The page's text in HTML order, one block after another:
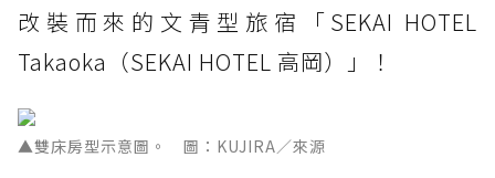
改裝而來的文青型旅宿「SEKAI HOTEL
Takaoka（SEKAI HOTEL 高岡）」！
▲雙床房型示意圖。 圖：KUJIRA／來源